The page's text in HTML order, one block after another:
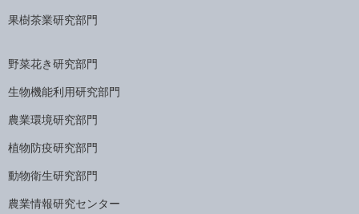
果樹茶業研究部門
野菜花き研究部門
生物機能利用研究部門
農業環境研究部門
植物防疫研究部門
動物衛生研究部門
農業情報研究センター